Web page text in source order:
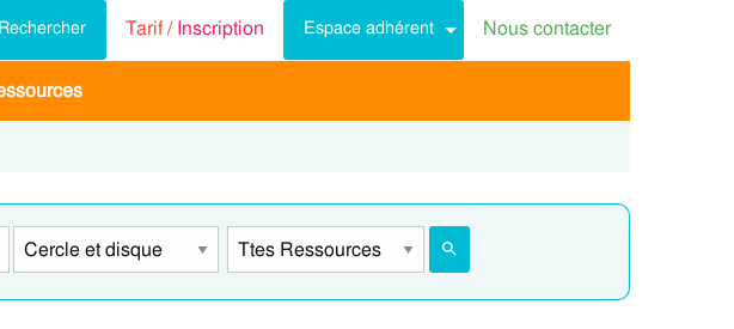
Rechercher Tarif /Inscription Espace adhérent Nous contacter